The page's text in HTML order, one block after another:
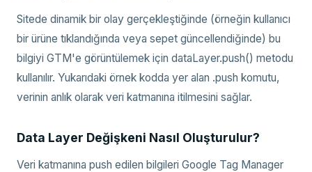
Sitede dinamik bir olay gerçekleştiğinde (örneğin kullanıcı
bir ürüne tıklandığında veya sepet güncellendiğinde) bu
bilgiyi GTM'e görüntülemek için dataLayer.push() metodu
kullanılır. Yukarıdaki örnek kodda yer alan .push komutu,
verinin anlık olarak veri katmanına itilmesini sağlar.
Data Layer Değişkeni Nasıl Oluşturulur?
Veri katmanına push edilen bilgileri Google Tag Manager